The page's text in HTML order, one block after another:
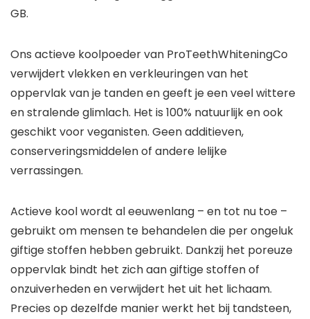
GB.
Ons actieve koolpoeder van ProTeethWhiteningCo
verwijdert vlekken en verkleuringen van het
oppervlak van je tanden en geeft je een veel wittere
en stralende glimlach. Het is 100% natuurlijk en ook
geschikt voor veganisten. Geen additieven,
conserveringsmiddelen of andere lelijke
verrassingen.
Actieve kool wordt al eeuwenlang – en tot nu toe –
gebruikt om mensen te behandelen die per ongeluk
giftige stoffen hebben gebruikt. Dankzij het poreuze
oppervlak bindt het zich aan giftige stoffen of
onzuiverheden en verwijdert het uit het lichaam.
Precies op dezelfde manier werkt het bij tandsteen,